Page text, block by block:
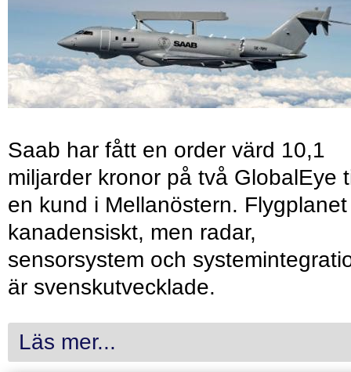
Saab har fått en order värd 10,1
miljarder kronor på två GlobalEye
en kund i Mellanöstern.
kanadensiskt, men radar,
sensorsystem och
är svenskutvecklade.
Läs mer...